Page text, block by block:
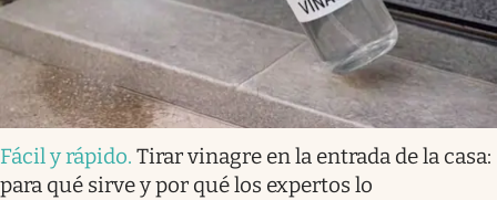
Fácil y rápido. Tirar vinagre en la entrada de la casa:
para qué sirve y por qué los expertos lo